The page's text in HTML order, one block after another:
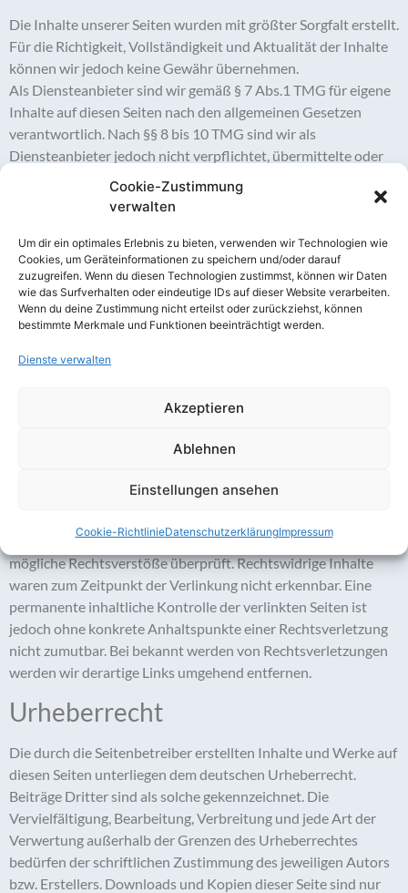
Cookie-Zustimmung
verwalten
Um dir ein optimales Erlebnis zu bieten, verwenden wir Technologien wie
Cookies, um Geräteinformationen zu speichern und/oder darauf
zuzugreifen. Wenn du diesen Technologien zustimmst, können wir Daten
wie das Surfverhalten oder eindeutige IDs auf dieser Website verarbeiten.
Wenn du deine Zustimmung nicht erteilst oder zurückziehst, können
bestimmte Merkmale und Funktionen beeinträchtigt werden.
Dienste verwalten
Akzeptieren
Ablehnen
Einstellungen ansehen
Cookie-RichtlinieDatenschutzerklärungImpressum
Die Inhalte unserer Seiten wurden mit größter Sorgfalt erstellt.
Für die Richtigkeit, Vollständigkeit und Aktualität der Inhalte
können wir jedoch keine Gewähr übernehmen.
Als Diensteanbieter sind wir gemäß § 7 Abs.1 TMG für eigene
Inhalte auf diesen Seiten nach den allgemeinen Gesetzen
verantwortlich. Nach §§ 8 bis 10 TMG sind wir als
Diensteanbieter jedoch nicht verpflichtet, übermittelte oder
gespeicherte fremde Informationen zu überwachen oder nach
Umständen zu forschen, die auf eine rechtswidrige Tätigkeit
Nutzung von Informationen nach den allgemeinen Gesetzen
bleiben hiervon unberührt. Eine diesbezügliche Haftung ist
jedoch erst ab dem Zeitpunkt der Kenntnis einer konkreten
Rechtsverletzung möglich. Bei bekannt werden von
entsprechenden Rechtsverletzungen werden wir diese Inhalte
umgehend entfernen.
auf deren Inhalte wir keinen Einfluss haben. Deshalb können
Für die Inhalte der verlinkten Seiten ist stets der jeweilige
verlinkten Seiten wurden zum Zeitpunkt der Verlinkung auf
mögliche Rechtsverstöße überprüft. Rechtswidrige Inhalte
waren zum Zeitpunkt der Verlinkung nicht erkennbar. Eine
permanente inhaltliche Kontrolle der verlinkten Seiten ist
jedoch ohne konkrete Anhaltspunkte einer Rechtsverletzung
nicht zumutbar. Bei bekannt werden von Rechtsverletzungen
werden wir derartige Links umgehend entfernen.
Urheberrecht
Die durch die Seitenbetreiber erstellten Inhalte und Werke auf
diesen Seiten unterliegen dem deutschen Urheberrecht.
Beiträge Dritter sind als solche gekennzeichnet. Die
Vervielfältigung, Bearbeitung, Verbreitung und jede Art der
Verwertung außerhalb der Grenzen des Urheberrechtes
bedürfen der schriftlichen Zustimmung des jeweiligen Autors
bzw. Erstellers. Downloads und Kopien dieser Seite sind nur